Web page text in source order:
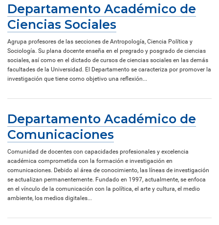
Departamento Académico de
Ciencias Sociales
Agrupa profesores de las secciones de Antropología, Ciencia Política y
Sociología. Su plana docente enseña en el pregrado y posgrado de ciencias
sociales, así como en el dictado de cursos de ciencias sociales en las demás
facultades de la Universidad. El Departamento se caracteriza por promover la
investigación que tiene como objetivo una reflexión...
Departamento Académico de
Comunicaciones
Comunidad de docentes con capacidades profesionales y excelencia
académica comprometida con la formación e investigación en
comunicaciones. Debido al área de conocimiento, las líneas de investigación
se actualizan permanentemente. Fundado en 1997, actualmente, se enfoca
en el vínculo de la comunicación con la política, el arte y cultura, el medio
ambiente, los medios digitales...